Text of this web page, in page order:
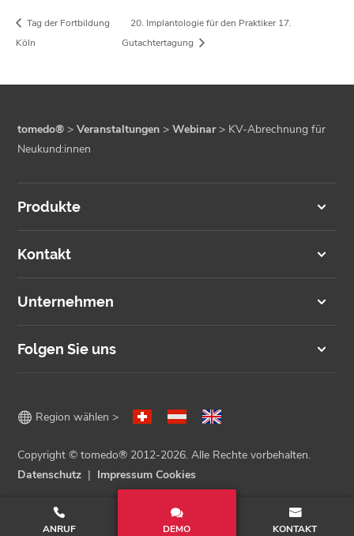
Tag der Fortbildung
Köln
20. Implantologie für den Praktiker 17.
Gutachtertagung
tomedo® >Veranstaltungen >Webinar> KV-Abrechnung für
Neukund:innen
Produkte
Kontakt
Unternehmen
Folgen Sie uns
 Region wählen >
Copyright © tomedo® 2012-2026. Alle Rechte vorbehalten.
Datenschutz
Impressum Cookies
ANRUF DEMO KONTAKT